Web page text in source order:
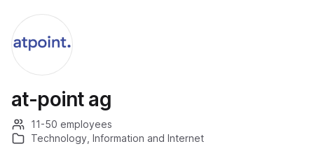
at-point ag
11-50 employees
Technology, Information and Internet